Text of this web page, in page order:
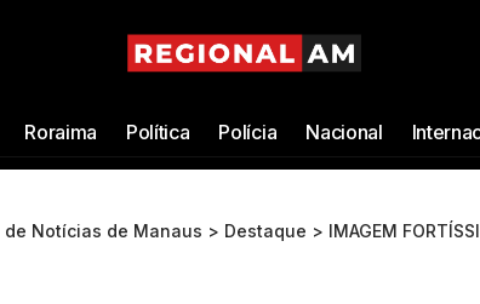
Roraima Política Polícia Nacional
de Notícias de Manaus > Destaque > IMAGEM FORTÍSSIMA: Mulher corta